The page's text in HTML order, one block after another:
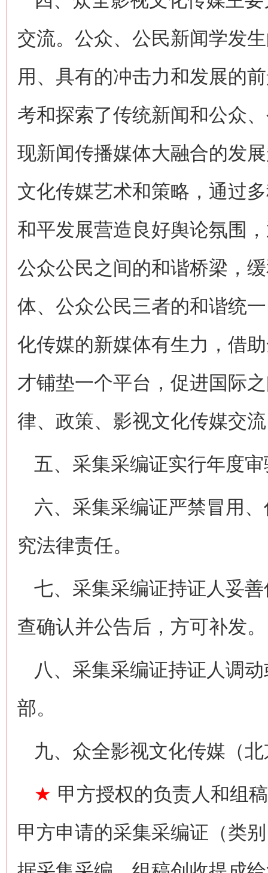
交流。公众、公民新闻学发
用、具有的冲击力和发展的
考和探索了传统新闻和公众
现新闻传播媒体大融合的发
文化传媒艺术和策略，通过
和平发展营造良好舆论氛围
公众公民之间的和谐桥梁，
体、公众公民三者的和谐统
化传媒的新媒体有生力，借
才铺垫一个平台，促进国际
律、政策、影视文化传媒交
五、采集采编证实行年度
六、采集采编证严禁冒用
究法律责任。
七、采集采编证持证人妥
查确认并公告后，方可补发。
八、采集采编证持证人调
部。
九、众全影视文化传媒（
★ 甲方授权的负责人和组
甲方申请的采集采编证（类